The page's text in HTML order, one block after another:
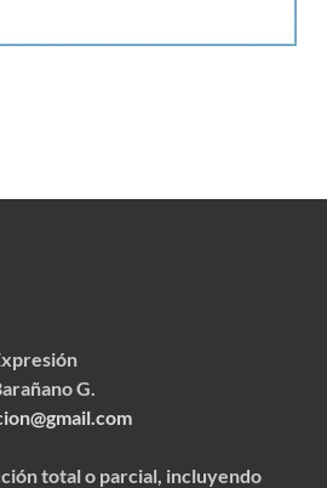
G.
total o parcial, incluyendo